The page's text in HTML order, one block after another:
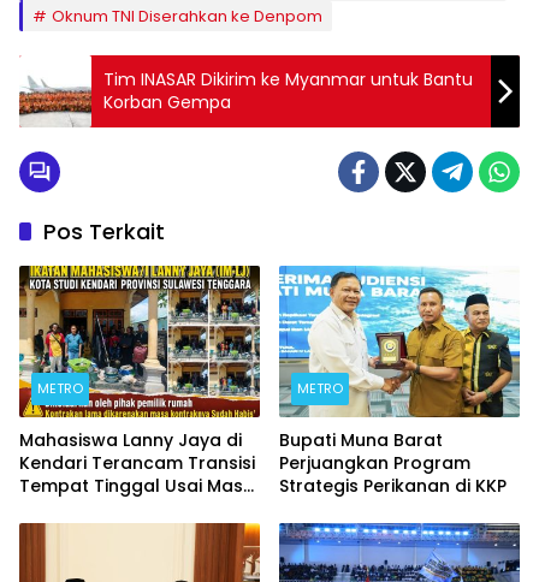
Oknum TNI Diserahkan ke Denpom
Tim INASAR Dikirim ke Myanmar untuk Bantu
Korban Gempa
Pos Terkait
METRO
Mahasiswa Lanny Jaya di
Kendari Terancam Transisi
Tempat Tinggal Usai Masa
METRO
Bupati Muna Barat
Perjuangkan Program
Strategis Perikanan di KKP